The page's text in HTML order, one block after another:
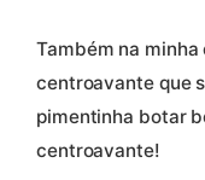
Também na minha
centroavante que
pimentinha botar
centroavante!